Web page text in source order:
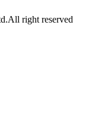
right reserved